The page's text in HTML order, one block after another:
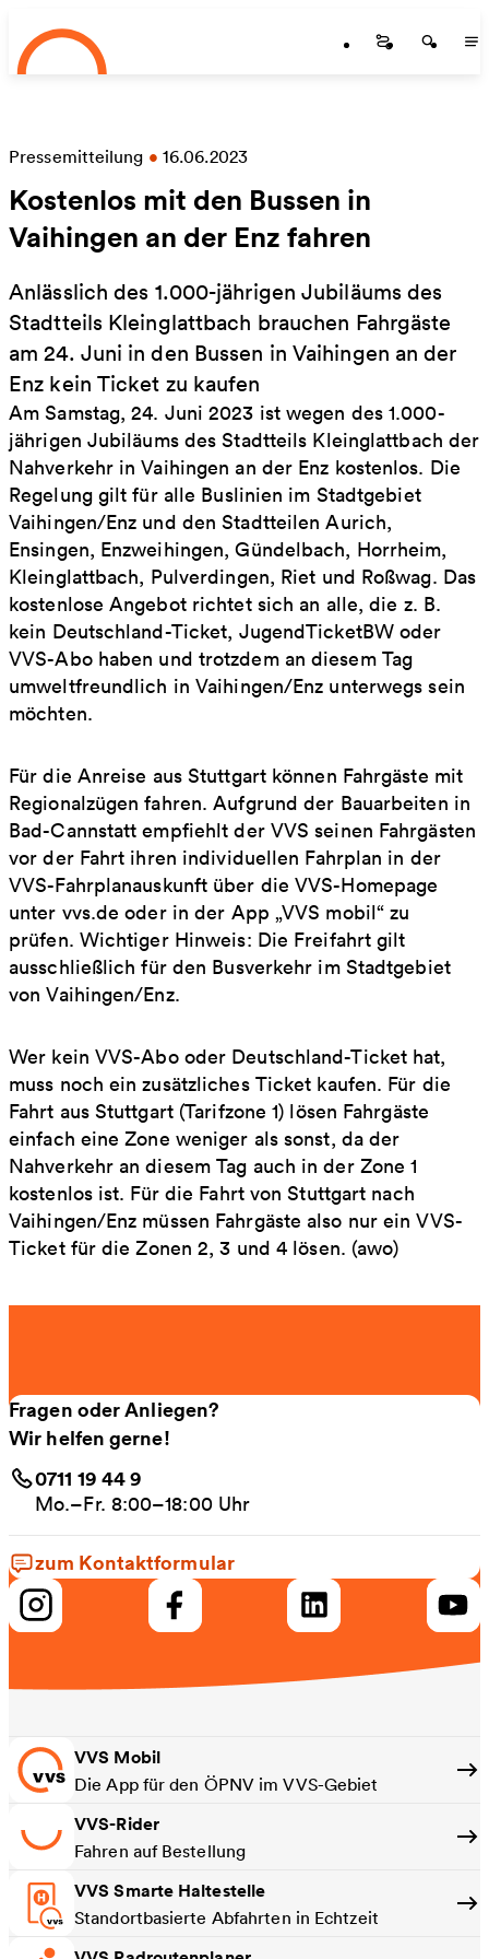
Zum Hauptinhalt springen
Startseite
Pressemitteilung • 16.06.2023
Kostenlos mit den Bussen in
Vaihingen an der Enz fahren
Anlässlich des 1.000-jährigen Jubiläums des
Stadtteils Kleinglattbach brauchen Fahrgäste
am 24. Juni in den Bussen in Vaihingen an der
Enz kein Ticket zu kaufen
Am Samstag, 24. Juni 2023 ist wegen des 1.000-
jährigen Jubiläums des Stadtteils Kleinglattbach der
Nahverkehr in Vaihingen an der Enz kostenlos. Die
Regelung gilt für alle Buslinien im Stadtgebiet
Vaihingen/Enz und den Stadtteilen Aurich,
Ensingen, Enzweihingen, Gündelbach, Horrheim,
Kleinglattbach, Pulverdingen, Riet und Roßwag. Das
kostenlose Angebot richtet sich an alle, die z. B.
kein Deutschland-Ticket, JugendTicketBW oder
VVS-Abo haben und trotzdem an diesem Tag
umweltfreundlich in Vaihingen/Enz unterwegs sein
möchten.
Für die Anreise aus Stuttgart können Fahrgäste mit
Regionalzügen fahren. Aufgrund der Bauarbeiten in
Bad-Cannstatt empfiehlt der VVS seinen Fahrgästen
vor der Fahrt ihren individuellen Fahrplan in der
VVS-Fahrplanauskunft über die VVS-Homepage
unter vvs.de oder in der App „VVS mobil“ zu
prüfen. Wichtiger Hinweis: Die Freifahrt gilt
ausschließlich für den Busverkehr im Stadtgebiet
von Vaihingen/Enz.
Wer kein VVS-Abo oder Deutschland-Ticket hat,
muss noch ein zusätzliches Ticket kaufen. Für die
Fahrt aus Stuttgart (Tarifzone 1) lösen Fahrgäste
einfach eine Zone weniger als sonst, da der
Nahverkehr an diesem Tag auch in der Zone 1
kostenlos ist. Für die Fahrt von Stuttgart nach
Vaihingen/Enz müssen Fahrgäste also nur ein VVS-
Ticket für die Zonen 2, 3 und 4 lösen. (awo)
Fragen oder Anliegen?
Wir helfen gerne!
0711 19 44 9
Mo.–Fr. 8:00–18:00 Uhr
zum Kontaktformular
VVS Mobil
Die App für den ÖPNV im VVS-Gebiet
VVS-Rider
Fahren auf Bestellung
VVS Smarte Haltestelle
Standortbasierte Abfahrten in Echtzeit